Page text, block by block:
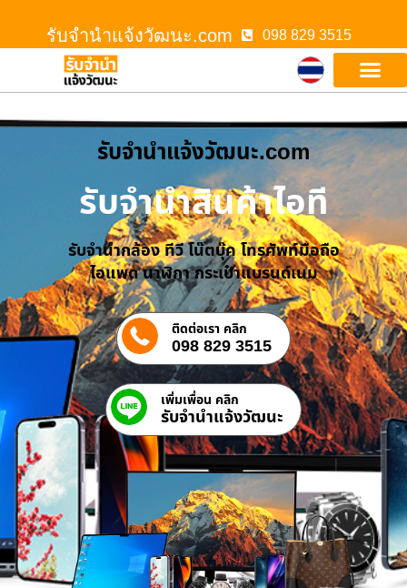
รับจํานําแจ้งวัฒนะ.com 098 829 3515
รับจํานําแจ้งวัฒนะ.com
รับจำนำสินค้าไอที
รับจำนำกล้อง ทีวี โน๊ตบุ๊ค โทรศัพท์มือถือ
ไอแพด นาฬิกา กระเป๋าแบรนด์เนม
ติดต่อเรา คลิก
098 829 3515
เพิ่มเพื่อน คลิก
รับจํานําแจ้งวัฒนะ